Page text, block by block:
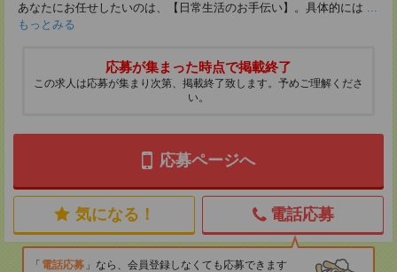
あなたにお任せしたいのは、【日常生活のお手伝い】。具体的には ...
もっとみる
応募が集まった時点で掲載終了
この求人は応募が集まり次第、掲載終了致します。予めご理解くださ
い。
応募ページへ
気になる！ 電話応募
電話応募
なら、会員登録しなくても応募できます